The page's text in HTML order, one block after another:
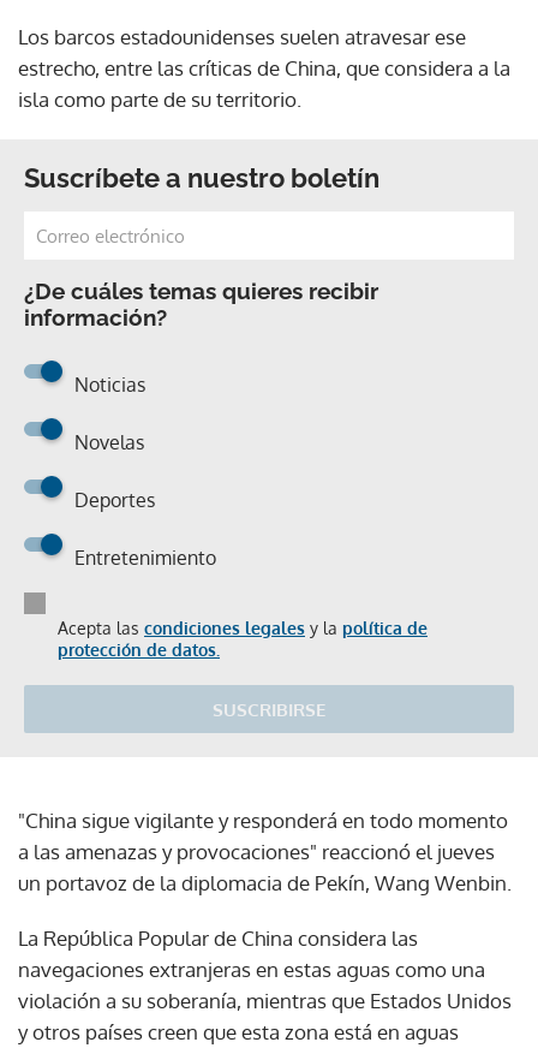
Los barcos estadounidenses suelen atravesar ese
estrecho, entre las críticas de China, que considera a la
isla como parte de su territorio.
Suscríbete a nuestro boletín
¿De cuáles temas quieres recibir
información?
Noticias
Novelas
Deportes
Entretenimiento
Acepta las condiciones legales y la política de
protección de datos.
SUSCRIBIRSE
"China sigue vigilante y responderá en todo momento
a las amenazas y provocaciones" reaccionó el jueves
un portavoz de la diplomacia de Pekín, Wang Wenbin.
La República Popular de China considera las
navegaciones extranjeras en estas aguas como una
violación a su soberanía, mientras que Estados Unidos
y otros países creen que esta zona está en aguas